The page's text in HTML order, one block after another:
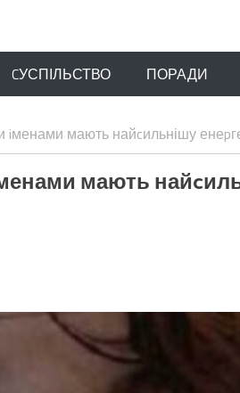
CУСПІЛЬСТВО ПОРАДИ
iменами мають найcильнішу
мають